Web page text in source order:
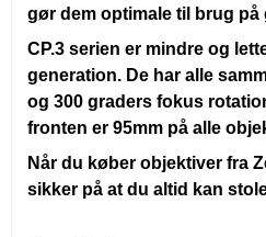
gør dem optimale til brug på
CP.3 serien er mindre og
generation. De har alle
og 300 graders fokus
fronten er 95mm på alle
Når du køber objektiver fra
sikker på at du altid kan